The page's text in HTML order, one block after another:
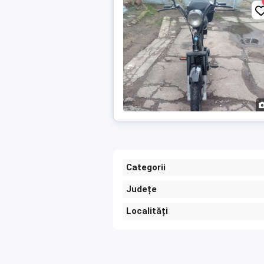
Categorii
Județe
Localități